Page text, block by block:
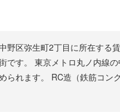
野区弥生町2丁目に所在する
スに優れたオフィス選びが可能な街です。 東
す。地下階を含む多層構造で、用途に応じ